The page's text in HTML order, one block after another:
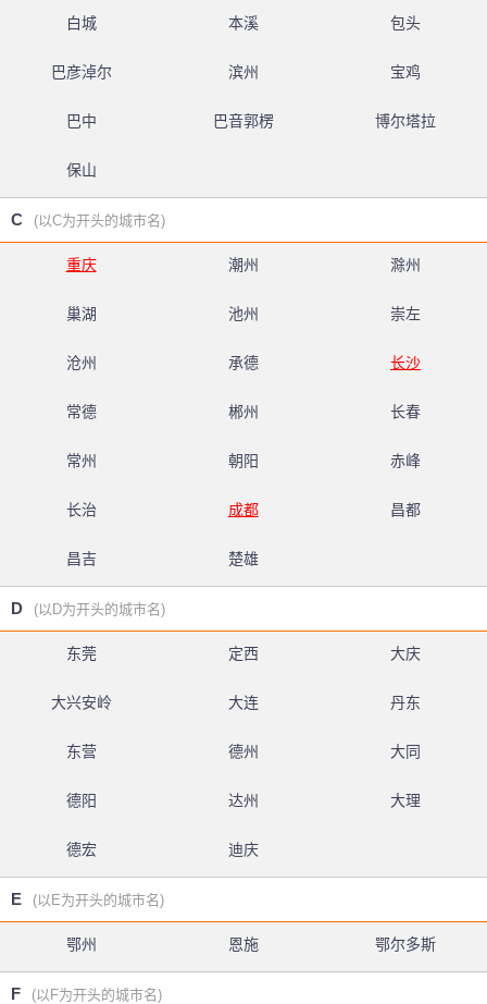
白城 本溪 包头
巴彦淖尔 滨州 宝鸡
巴中 巴音郭楞 博尔塔拉
保山
C (以C为开头的城市名)
重庆 潮州 滁州
巢湖 池州 崇左
沧州 承德 长沙
常德 郴州 长春
常州 朝阳 赤峰
长治 成都 昌都
昌吉 楚雄
D (以D为开头的城市名)
东莞 定西 大庆
大兴安岭 大连 丹东
东营 德州 大同
德阳 达州 大理
德宏 迪庆
E (以E为开头的城市名)
鄂州 恩施 鄂尔多斯
F (以F为开头的城市名)